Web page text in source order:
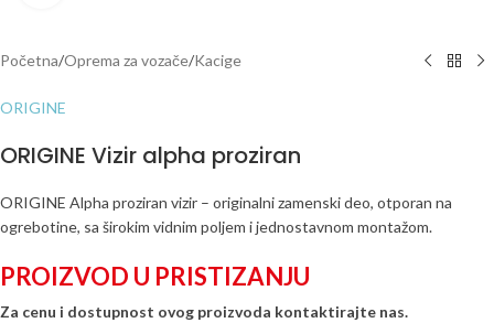
Početna/Oprema za vozače/Kacige
ORIGINE
ORIGINE Vizir alpha proziran
ORIGINE Alpha proziran vizir – originalni zamenski deo, otporan na
ogrebotine, sa širokim vidnim poljem i jednostavnom montažom.
PROIZVOD U PRISTIZANJU
Za cenu i dostupnost ovog proizvoda kontaktirajte nas.